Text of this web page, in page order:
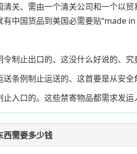
清关、需由一个清关公司和一个以
中国货品到美国必需要贴“made in
令制止出口的、这没什么好说的、究
条例制止运送的、这首要是从安全
止入口的。这些禁寄物品都需求发运
西需要多少钱